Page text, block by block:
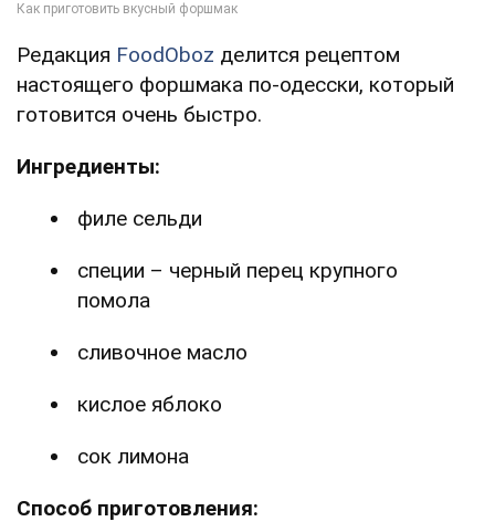
Редакция FoodOboz делится рецептом
настоящего форшмака по-одесски, который
готовится очень быстро.
Ингредиенты:
филе сельди
специи – черный перец крупного
помола
сливочное масло
кислое яблоко
сок лимона
Способ приготовления: